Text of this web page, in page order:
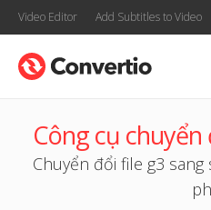
Video Editor Add Subtitles to Video
Công cụ chuyển
Chuyển đổi file g3